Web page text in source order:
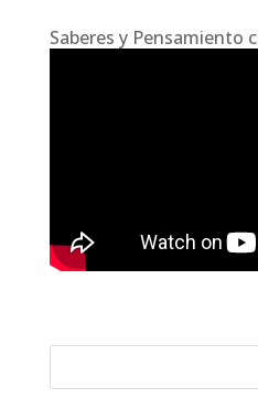
Saberes y Pensamiento